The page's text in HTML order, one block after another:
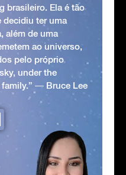
brasileiro. Ela é tão
decidiu ter uma
além de uma
ao universo,
pelo próprio
under the
― Bruce Lee